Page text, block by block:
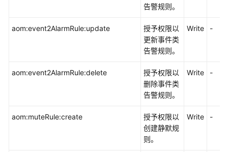
告警规则。
aom:event2AlarmRule:update
授予权限以
更新事件类
告警规则。
Write -
aom:event2AlarmRule:delete
授予权限以
删除事件类
告警规则。
Write -
aom:muteRule:create
授予权限以
创建静默规
则。
Write -